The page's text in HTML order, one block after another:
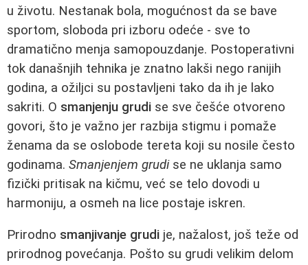
u životu. Nestanak bola, mogućnost da se bave
sportom, sloboda pri izboru odeće - sve to
dramatično menja samopouzdanje. Postoperativni
tok današnjih tehnika je znatno lakši nego ranijih
godina, a ožiljci su postavljeni tako da ih je lako
sakriti. O smanjenju grudi se sve češće otvoreno
govori, što je važno jer razbija stigmu i pomaže
ženama da se oslobode tereta koji su nosile često
godinama. Smanjenjem grudise ne uklanja samo
fizički pritisak na kičmu, već se telo dovodi u
harmoniju, a osmeh na lice postaje iskren.
Prirodno smanjivanje grudi je, nažalost, još teže od
prirodnog povećanja. Pošto su grudi velikim delom